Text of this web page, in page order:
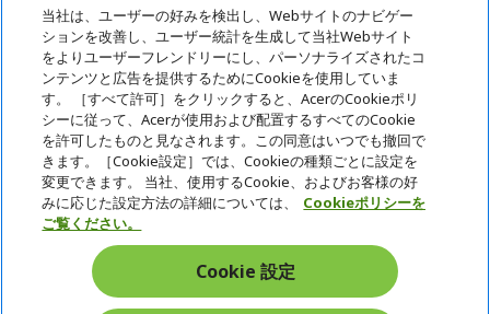
30 31
: 定休日（受注可）
: 受注・お問い合わせのみ
Acer. All Rights Reserved.
日本
当社は、ユーザーの好みを検出し、Webサイトのナビゲー
ションを改善し、ユーザー統計を生成して当社Webサイト
をよりユーザーフレンドリーにし、パーソナライズされたコ
ンテンツと広告を提供するためにCookieを使用していま
す。 ［すべて許可］をクリックすると、AcerのCookieポリ
シーに従って、Acerが使用および配置するすべてのCookie
を許可したものと見なされます。この同意はいつでも撤回で
きます。［Cookie設定］では、Cookieの種類ごとに設定を
変更できます。 当社、使用するCookie、およびお客様の好
みに応じた設定方法の詳細については、
Cookieポリシーを
ご覧ください。
Cookie 設定